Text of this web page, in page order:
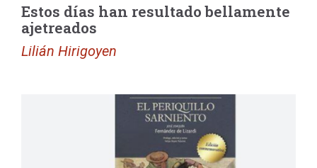
Estos días han resultado bellamente
ajetreados
Lilián Hirigoyen